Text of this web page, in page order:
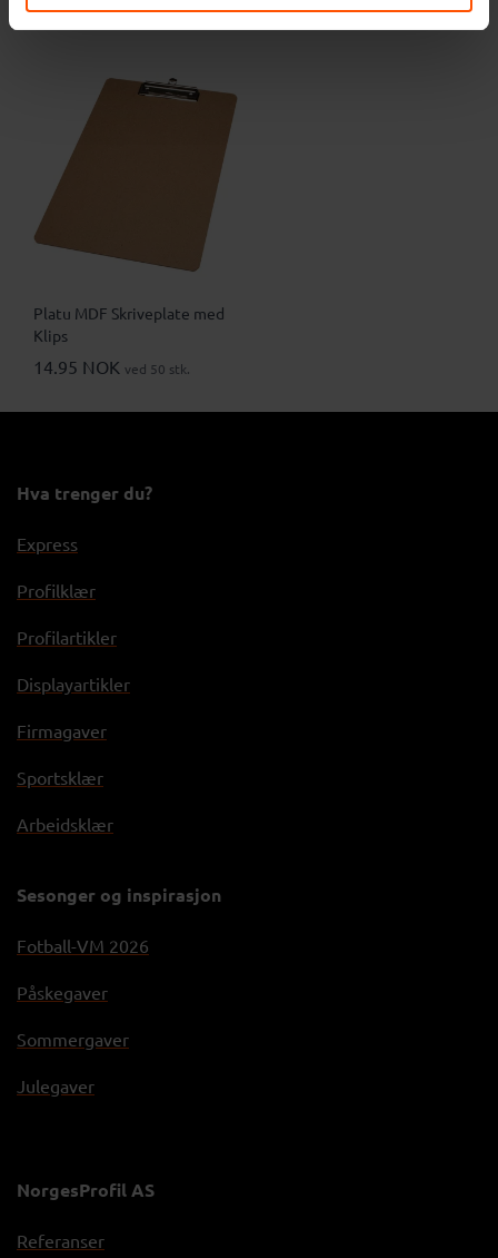
Platu MDF Skriveplate med
Klips
14.95 NOK ved 50 stk.
Hva trenger du?
Express
Profilklær
Profilartikler
Displayartikler
Firmagaver
Sportsklær
Arbeidsklær
Sesonger og inspirasjon
Fotball-VM 2026
Påskegaver
Sommergaver
Julegaver
NorgesProfil AS
Referanser